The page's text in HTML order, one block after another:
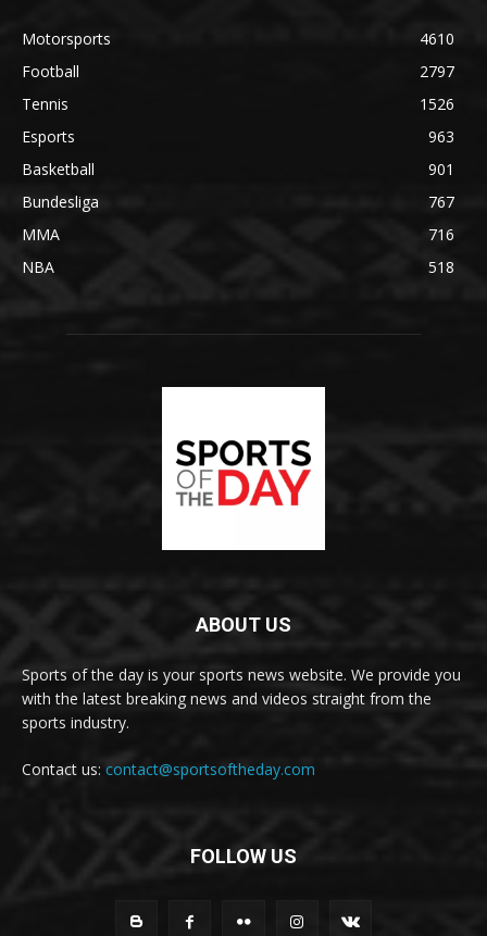
Motorsports
4610
Football
2797
Tennis
1526
Esports
963
Basketball
901
Bundesliga
767
MMA
716
NBA
518
ABOUT US
Sports of the day is your sports news website. We provide you
with the latest breaking news and videos straight from the
sports industry.
Contact us: contact@sportsoftheday.com
FOLLOW US